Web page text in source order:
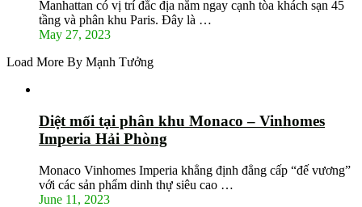
Manhattan có vị trí đắc địa nằm ngay cạnh tòa khách sạn 45
tầng và phân khu Paris. Đây là …
May 27, 2023
Load More By Mạnh Tưởng
Diệt mối tại phân khu Monaco – Vinhomes
Imperia Hải Phòng
Monaco Vinhomes Imperia khẳng định đẳng cấp “đế vương”
với các sản phẩm dinh thự siêu cao …
June 11, 2023